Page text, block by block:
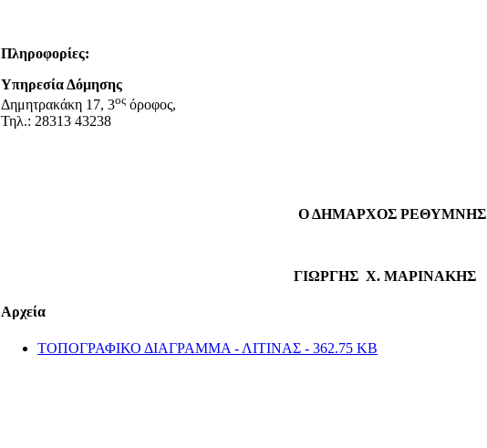
Πληροφορίες:
Υπηρεσία Δόμησης
Δημητρακάκη 17, 3ος όροφος,
Τηλ.: 28313 43238
Ο ΔΗΜΑΡΧΟΣ ΡΕΘΥΜΝΗΣ
ΓΙΩΡΓΗΣ Χ. ΜΑΡΙΝΑΚΗΣ
Αρχεία
ΤΟΠΟΓΡΑΦΙΚΟ ΔΙΑΓΡΑΜΜΑ - ΛΙΤΙΝΑΣ - 362.75 KB